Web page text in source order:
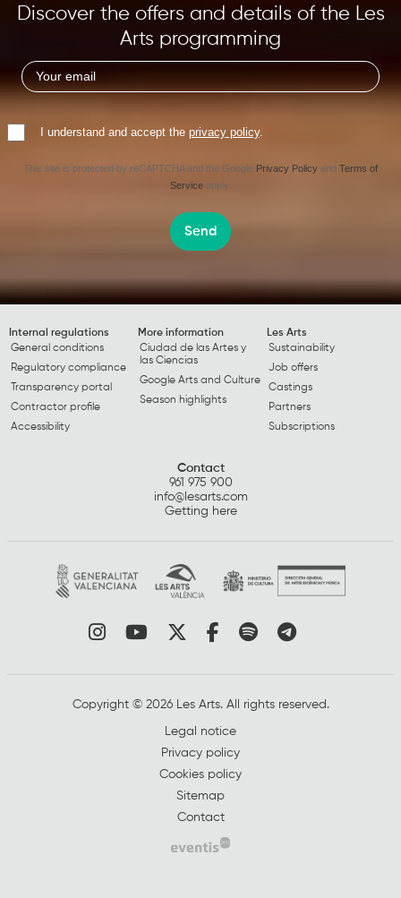
Discover the offers and details of the Les
Arts programming
I understand and accept the privacy policy.
This site is protected by reCAPTCHA and the Google Privacy Policy and Terms of
Service apply.
Send
Internal regulations
General conditions
Regulatory compliance
Transparency portal
Contractor profile
Accessibility
More information
Ciudad de las Artes y
las Ciencias
Google Arts and Culture
Season highlights
Les Arts
Sustainability
Job offers
Castings
Partners
Subscriptions
Contact
961 975 900
info@lesarts.com
Getting here
Link to instagram
Link to youtube
Link to twitter
Link to facebook
Link to spotify
Link to
Copyright © 2026 Les Arts. All rights reserved.
Legal notice
Privacy policy
Cookies policy
Sitemap
Contact